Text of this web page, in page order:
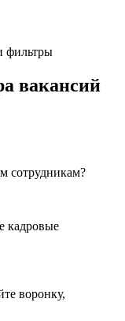
фильтры
вакансий
сотрудникам?
кадровые
воронку,